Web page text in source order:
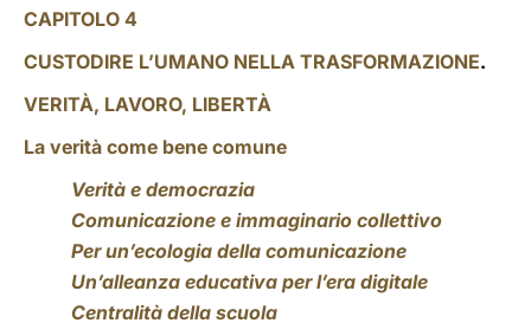
CAPITOLO 4
CUSTODIRE L’UMANO NELLA TRASFORMAZIONE.
VERITÀ, LAVORO, LIBERTÀ
La verità come bene comune
Verità e democrazia
Comunicazione e immaginario collettivo
Per un’ecologia della comunicazione
Un’alleanza educativa per l’era digitale
Centralità della scuola